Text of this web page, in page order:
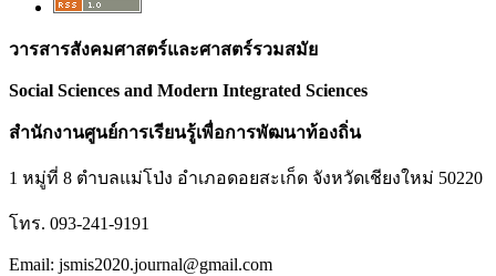
วารสารสังคมศาสตร์และศาสตร์รวมสมัย
Social Sciences and Modern Integrated Sciences
สำนักงานศูนย์การเรียนรู้เพื่อการพัฒนาท้องถิ่น
1 หมู่ที่ 8 ตำบลแม่โป่ง อำเภอดอยสะเก็ด จังหวัดเชียงใหม่ 50220
โทร. 093-241-9191
Email: jsmis2020.journal@gmail.com